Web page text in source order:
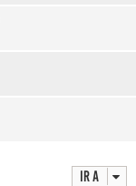
Ir a